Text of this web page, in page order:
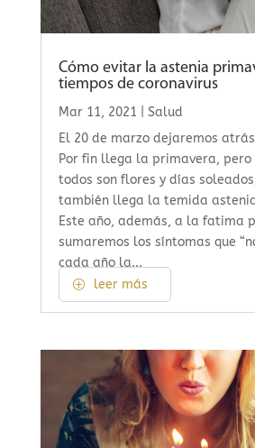
Cómo evitar la astenia
tiempos de coronavirus
Mar 11, 2021
Salud
El 20 de marzo dejaremos
Por fin llega la primavera, pero
todos son flores y días
también llega la temida
Este año, además, a la fatima
sumaremos los síntomas que
cada año la...
leer más